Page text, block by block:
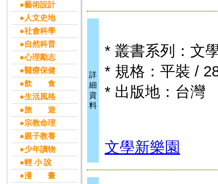
●藝術設計
●人文史地
●社會科學
●自然科普
●心理勵志
●醫療保健
●飲 食
●生活風格
●旅 遊
●宗教命理
●親子教養
●少年讀物
●輕 小 說
●漫 畫
詳
細
資
料
* 叢書系列：文
* 規格：平裝 /
* 出版地：台灣
文學新樂園